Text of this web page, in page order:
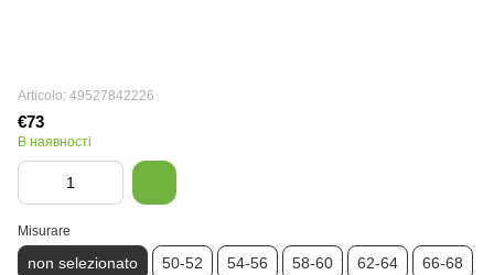
Articolo: 49527842226
€73
В наявності
Misurare
non selezionato 50-52 54-56 58-60 62-64 66-68